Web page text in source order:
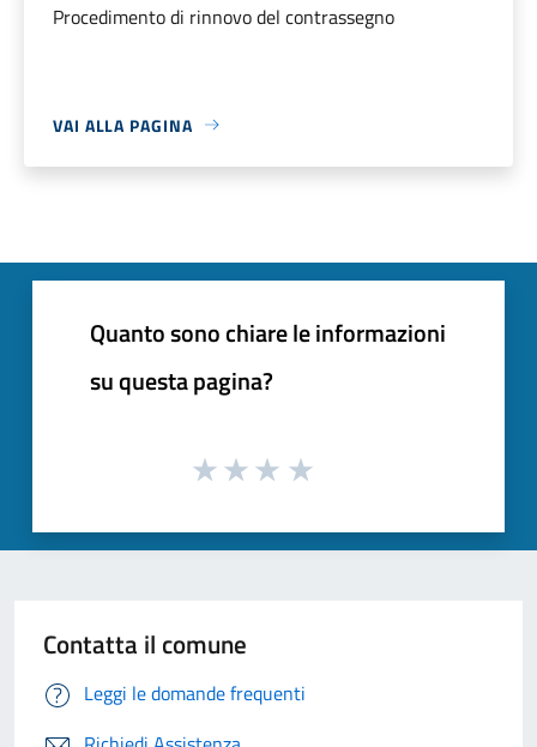
Procedimento di rinnovo del contrassegno
VAI ALLA PAGINA
Quanto sono chiare le informazioni
su questa pagina?
Contatta il comune
Leggi le domande frequenti